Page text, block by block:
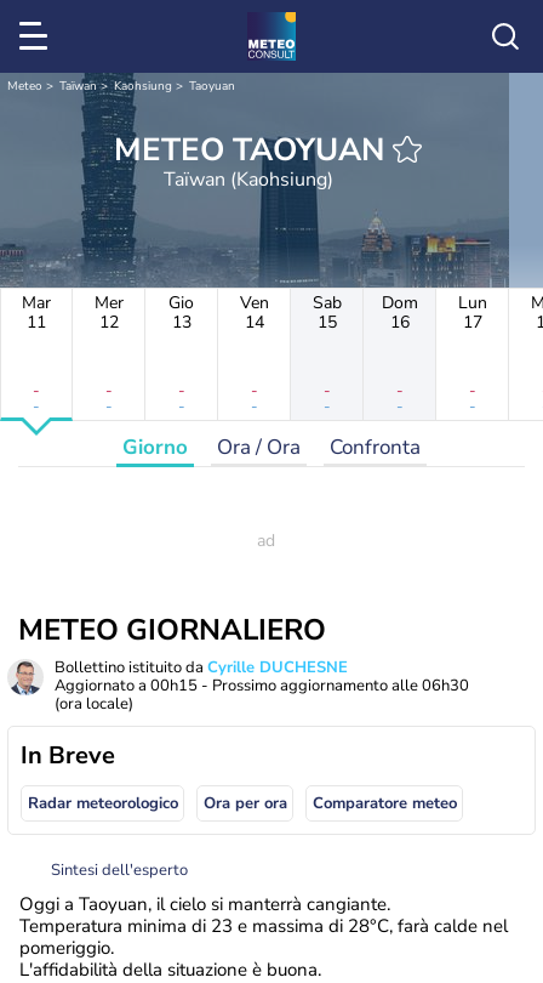
Meteo Taïwan Kaohsiung Taoyuan
METEO TAOYUAN
Taïwan (Kaohsiung)
Mar
11
-
-
Mer
12
-
-
Gio
13
-
-
Ven
14
-
-
Sab
15
-
-
Dom
16
-
-
Lun
17
-
-
Giorno Ora / Ora Confronta
METEO GIORNALIERO
Bollettino istituito da Cyrille DUCHESNE
Aggiornato a 00h15 - Prossimo aggiornamento alle06h30
(ora locale)
In Breve
Radar meteorologico Ora per ora Comparatore meteo
Sintesi dell'esperto
Oggi a Taoyuan, il cielo si manterrà cangiante.
Temperatura minima di 23 e massima di 28°C, farà calde nel
pomeriggio.
L'affidabilità della situazione è buona.